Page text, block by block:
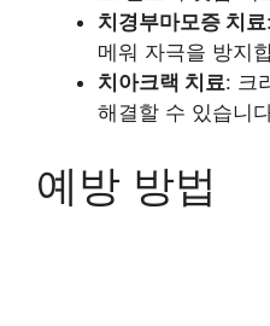
치경부마모증 치료
메워 자극을 방지
치아크랙 치료: 크
해결할 수 있습니
예방 방법